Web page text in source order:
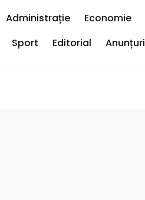
Administrație Economie
Sport Editorial Anunțuri